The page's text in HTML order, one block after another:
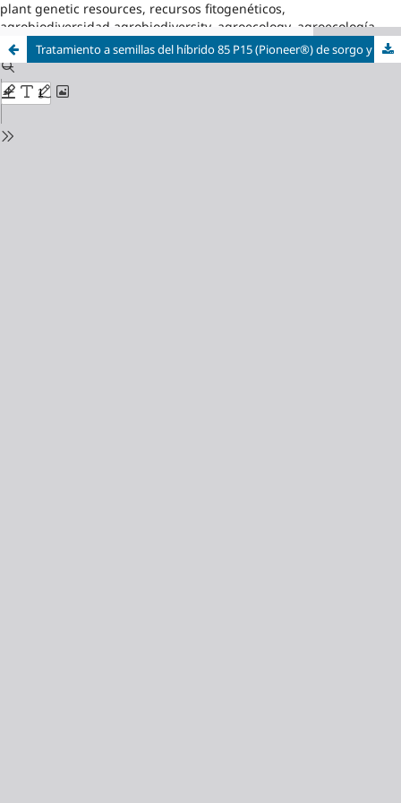
plant genetic resources, recursos fitogenéticos,
agrobiodiversidad,agrobiodiversity, agroecology, agroecología
Tratamiento a semillas del híbrido 85 P15 (Pioneer®) de sorgo y su influencia sobre la infestación de Melanaphis sacchari/sorghi